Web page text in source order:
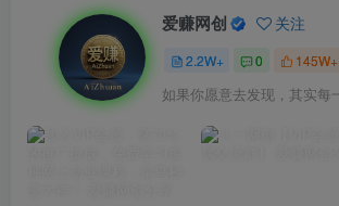
爱赚网创 关注
2.2W+ 0 145W+
如果你愿意去发现，其实每